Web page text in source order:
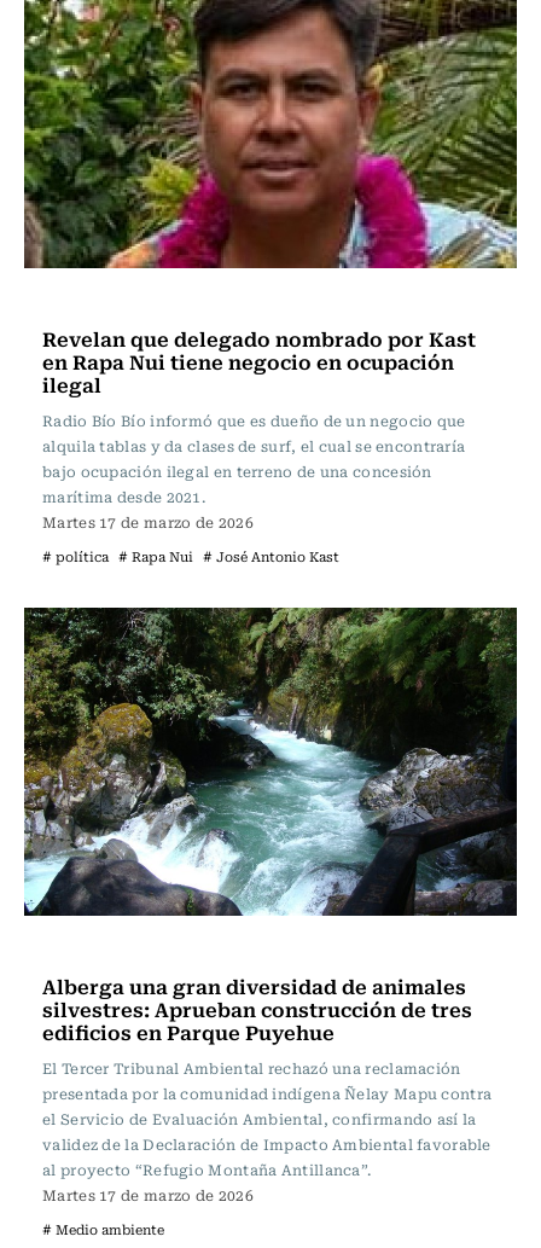
Revelan que delegado nombrado por Kast
en Rapa Nui tiene negocio en ocupación
ilegal
Radio Bío Bío informó que es dueño de un negocio que
alquila tablas y da clases de surf, el cual se encontraría
bajo ocupación ilegal en terreno de una concesión
marítima desde 2021.
Martes 17 de marzo de 2026
# política # Rapa Nui # José Antonio Kast
Alberga una gran diversidad de animales
silvestres: Aprueban construcción de tres
edificios en Parque Puyehue
El Tercer Tribunal Ambiental rechazó una reclamación
presentada por la comunidad indígena Ñelay Mapu contra
el Servicio de Evaluación Ambiental, confirmando así la
validez de la Declaración de Impacto Ambiental favorable
al proyecto “Refugio Montaña Antillanca”.
Martes 17 de marzo de 2026
# Medio ambiente